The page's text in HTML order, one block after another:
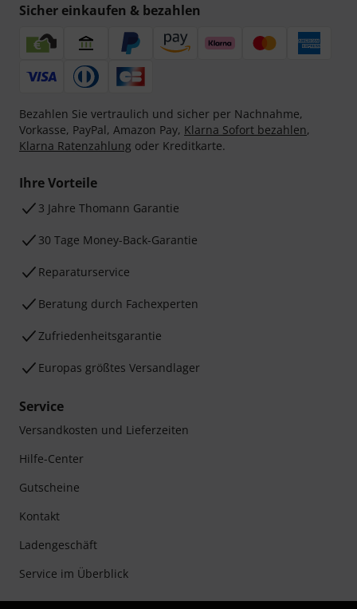
Sicher einkaufen & bezahlen
Bezahlen Sie vertraulich und sicher per Nachnahme,
Vorkasse, PayPal, Amazon Pay, Klarna Sofort bezahlen,
Klarna Ratenzahlung oder Kreditkarte.
Ihre Vorteile
3 Jahre Thomann Garantie
30 Tage Money-Back-Garantie
Reparaturservice
Beratung durch Fachexperten
Zufriedenheitsgarantie
Europas größtes Versandlager
Service
Versandkosten und Lieferzeiten
Hilfe-Center
Gutscheine
Kontakt
Ladengeschäft
Service im Überblick